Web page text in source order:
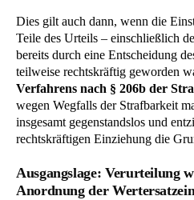
Dies gilt auch dann, wenn die
Teile des Urteils – einschließlich
bereits durch eine Entscheidung
teilweise rechtskräftig geworden
Verfahrens nach § 206b der
wegen Wegfalls der Strafbarkeit
insgesamt gegenstandslos und
rechtskräftigen Einziehung die
Ausgangslage: Verurteilung
Anordnung der